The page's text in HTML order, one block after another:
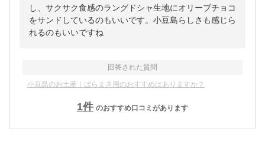
し、サクサク食感のラングドシャ生地にオリーブチョコ
をサンドしているのもいいです。小豆島らしさも感じら
れるのもいいですね
回答された質問
小豆島のお土産｜ばらまき用のおすすめはありますか？
1件 のおすすめ口コミがあります